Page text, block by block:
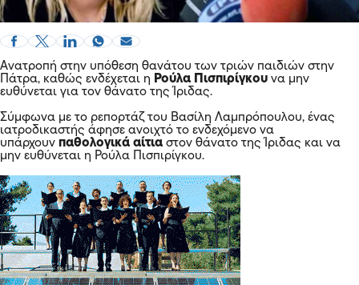
Ανατροπή στην υπόθεση θανάτου των τριών παιδιών στην
Πάτρα, καθώς ενδέχεται η Ρούλα Πισπιρίγκου να μην
ευθύνεται για τον θάνατο της Ίριδας.
Σύμφωνα με το ρεπορτάζ του Βασίλη Λαμπρόπουλου, ένας
ιατροδικαστής άφησε ανοιχτό το ενδεχόμενο να
υπάρχουν παθολογικά αίτια στον θάνατο της Ίριδας και να
μην ευθύνεται η Ρούλα Πισπιρίγκου.